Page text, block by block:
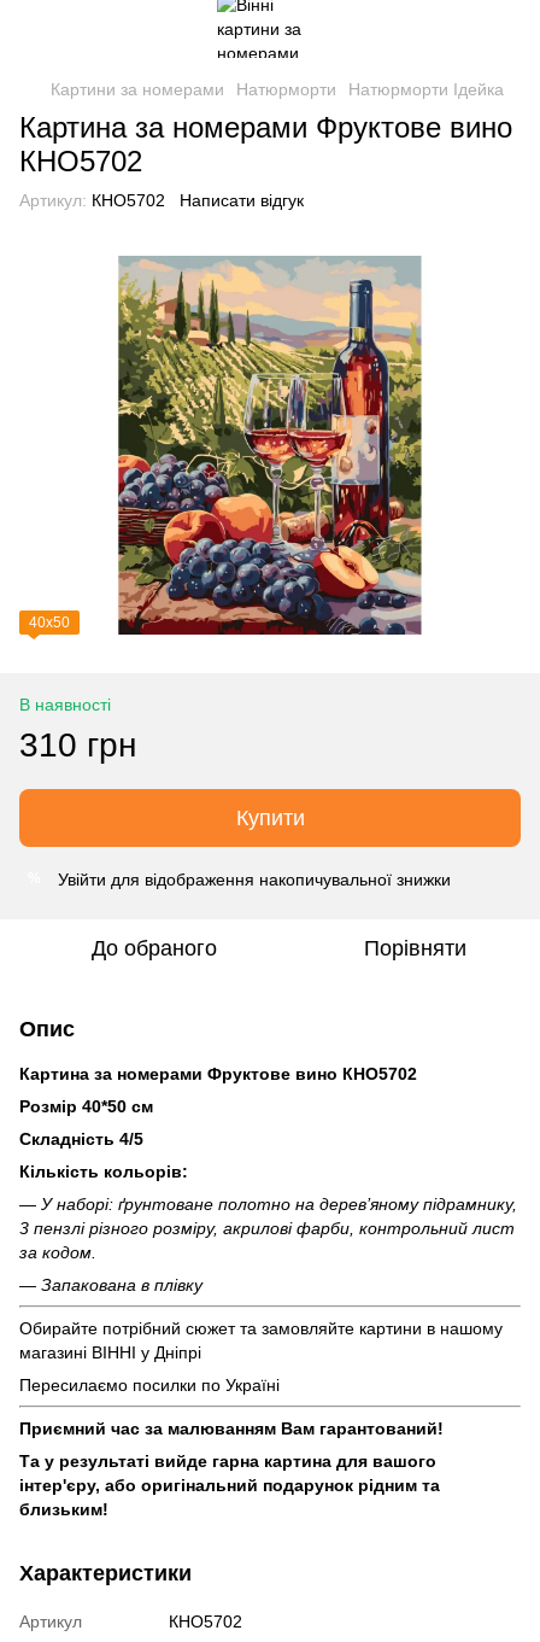
Картини за номерами Натюрморти Натюрморти Ідейка
Картина за номерами Фруктове вино
КНО5702
Артикул: КНО5702 Написати відгук
40х50
В наявності
310 грн
Купити
Увійти для відображення накопичувальної знижки
До обраного Порівняти
Опис
Картина за номерами Фруктове вино КНО5702
Розмір 40*50 см
Складність 4/5
Кількість кольорів:
— У наборі: ґрунтоване полотно на дерев’яному підрамнику,
3 пензлі різного розміру, акрилові фарби, контрольний лист
за кодом.
— Запакована в плівку
Обирайте потрібний сюжет та замовляйте картини в нашому
магазині ВІННІ у Дніпрі
Пересилаємо посилки по Україні
Приємний час за малюванням Вам гарантований!
Та у результаті вийде гарна картина для вашого
інтер'єру, або оригінальний подарунок рідним та
близьким!
Характеристики
Артикул
КНО5702